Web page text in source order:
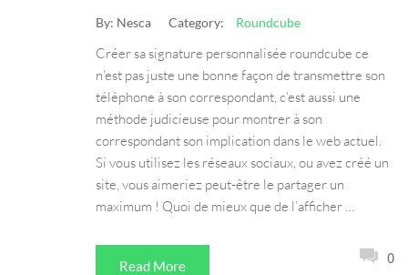
By: Nesca Category: Roundcube
Créer sa signature personnalisée roundcube ce
n’est pas juste une bonne façon de transmettre son
téléphone à son correspondant, c’est aussi une
méthode judicieuse pour montrer à son
correspondant son implication dans le web actuel.
Si vous utilisez les réseaux sociaux, ou avez créé un
site, vous aimeriez peut-être le partager un
maximum ! Quoi de mieux que de l’afficher …
Read More 0